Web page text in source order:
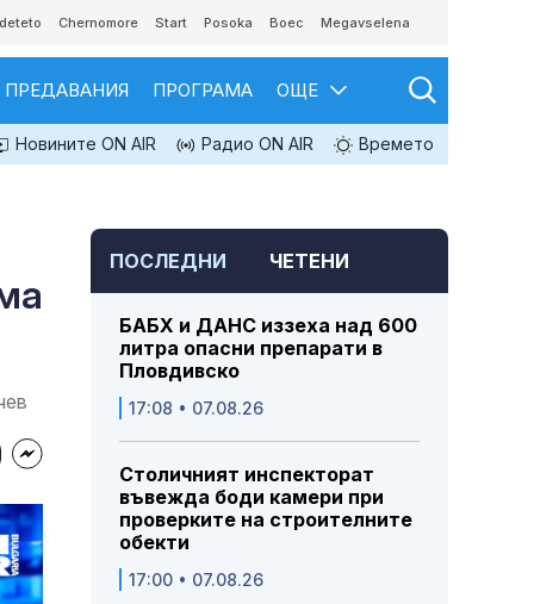
Chernomore Start Posoka Boec Megavselena
ПРЕДАВАНИЯ ПРОГРАМА ОЩЕ
Новините ON AIR Радио ON AIR Времето
ПОСЛЕДНИ ЧЕТЕНИ
БАБХ и ДАНС иззеха над 600
литра опасни препарати в
Пловдивско
17:08 • 07.08.26
Столичният инспекторат
въвежда боди камери при
проверките на строителните
обекти
17:00 • 07.08.26